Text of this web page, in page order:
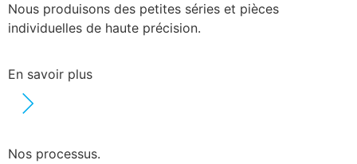
Nous produisons des petites séries et pièces
individuelles de haute précision.
En savoir plus
Nos processus.